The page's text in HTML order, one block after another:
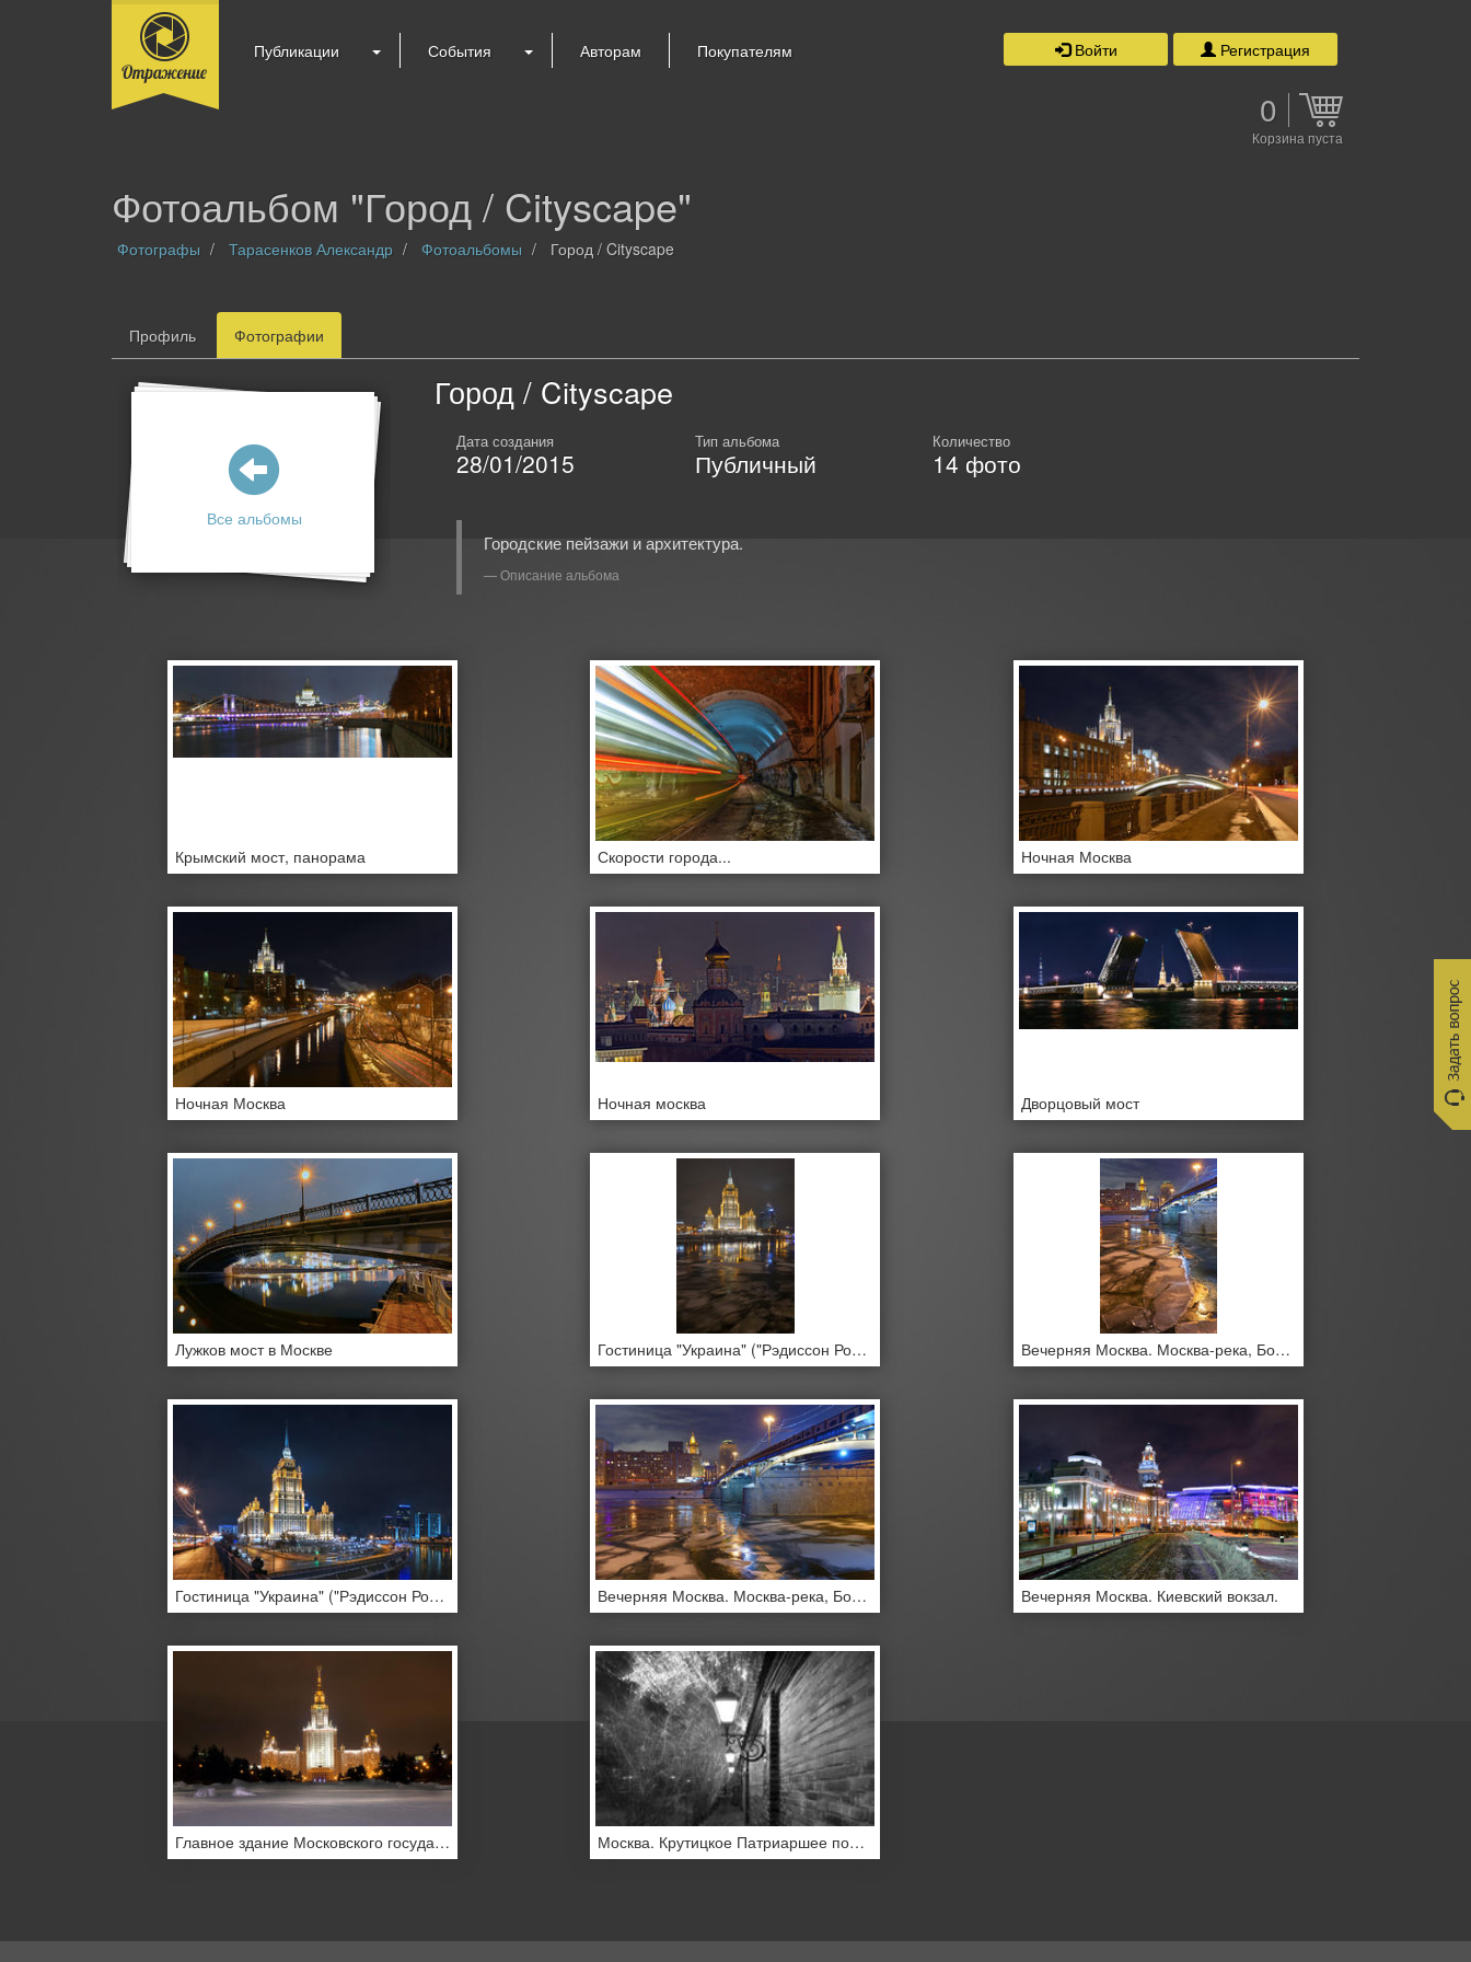
Публикации События Авторам Покупателям Войти Регистрация
0
Корзина пуста
Фотоальбом "Город / Cityscape"
Фотографы Тарасенков Александр Фотоальбомы Город / Cityscape
Профиль Фотографии
Все альбомы
Город / Cityscape
Дата создания
28/01/2015
Тип альбома
Публичный
Количество
14 фото
Городские пейзажи и архитектура.
Описание альбома
Крымский мост, панорама Скорости города... Ночная Москва
Ночная Москва Ночная москва Дворцовый мост
Лужков мост в Москве Гостиница "Украина" ("Рэдиссон Ройал, Москва") Вечерняя Москва. Москва-река, Бородинский мост
Гостиница "Украина" ("Рэдиссон Ройал, Москва") Вечерняя Москва. Москва-река, Бородинский мост Вечерняя Москва. Киевский вокзал.
Главное здание Московского государственного университета (МГУ) вечером Москва. Крутицкое Патриаршее подворье